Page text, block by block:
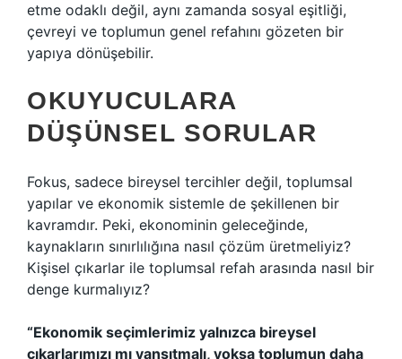
etme odaklı değil, aynı zamanda sosyal eşitliği,
çevreyi ve toplumun genel refahını gözeten bir
yapıya dönüşebilir.
OKUYUCULARA
DÜŞÜNSEL SORULAR
Fokus, sadece bireysel tercihler değil, toplumsal
yapılar ve ekonomik sistemle de şekillenen bir
kavramdır. Peki, ekonominin geleceğinde,
kaynakların sınırlılığına nasıl çözüm üretmeliyiz?
Kişisel çıkarlar ile toplumsal refah arasında nasıl bir
denge kurmalıyız?
“Ekonomik seçimlerimiz yalnızca bireysel
çıkarlarımızı mı yansıtmalı, yoksa toplumun daha